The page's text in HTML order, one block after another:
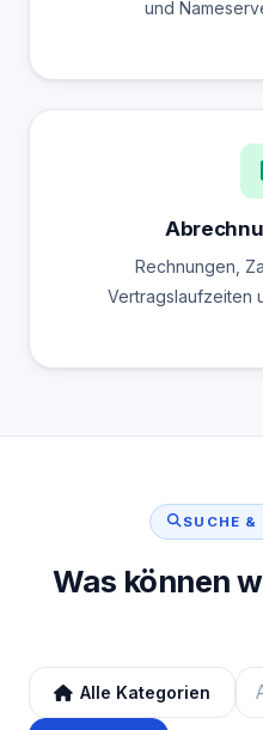
und
Rechnungen,
Vertragslaufzeiten
SUCHE &
Was können
Alle Kategorien